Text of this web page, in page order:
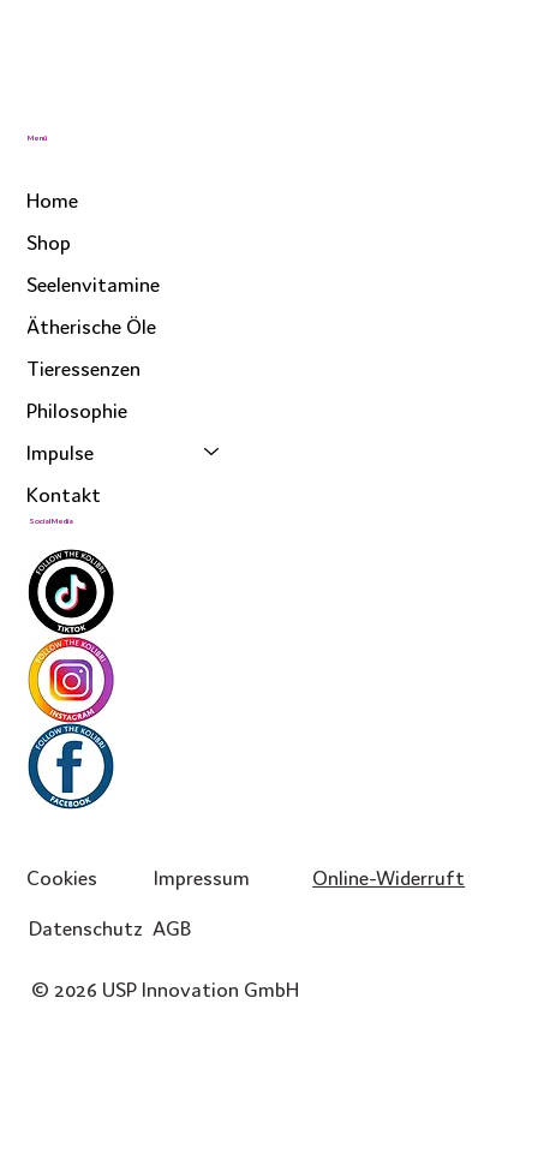
Menü
Home
Shop
Seelenvitamine
Ätherische Öle
Tieressenzen
Philosophie
Impulse
Kontakt
Social Media
Cookies
Datenschutz
Impressum
AGB
Online-Widerruft
© 2026 USP Innovation GmbH